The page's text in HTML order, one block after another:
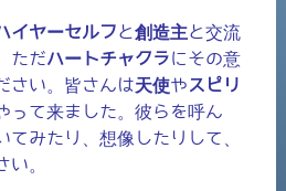
イヤーセルフと創造主と交流
ただハートチャクラにその意
さい。皆さんは天使や スピリ
って来ました。彼らを呼ん
てみたり、想像したりして、
い。